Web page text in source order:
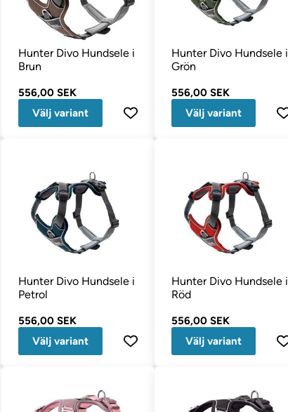
Hunter Divo Hundsele i
Brun
556,00 SEK
Välj variant
Hunter Divo Hundsele i
Grön
556,00 SEK
Välj variant
Hunter Divo Hundsele i
Petrol
556,00 SEK
Välj variant
Hunter Divo Hundsele i
Röd
556,00 SEK
Välj variant